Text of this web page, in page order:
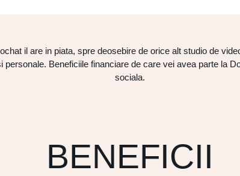
il are in piata, spre deosebire de orice alt studio de
Beneficiile financiare de care vei avea parte la
sociala.
BENEFICII